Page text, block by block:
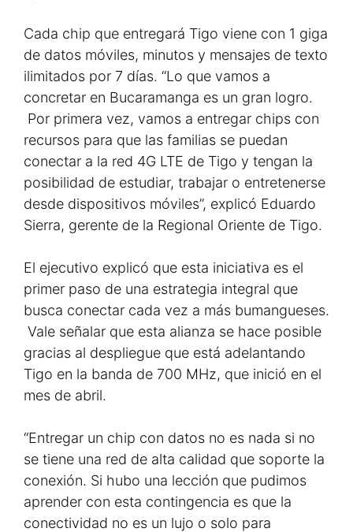
Cada chip que entregará Tigo viene con 1 giga
de datos móviles, minutos y mensajes de texto
ilimitados por 7 días. “Lo que vamos a
concretar en Bucaramanga es un gran logro.
Por primera vez, vamos a entregar chips con
recursos para que las familias se puedan
conectar a la red 4G LTE de Tigo y tengan la
posibilidad de estudiar, trabajar o entretenerse
desde dispositivos móviles”, explicó Eduardo
Sierra, gerente de la Regional Oriente de Tigo.
El ejecutivo explicó que esta iniciativa es el
primer paso de una estrategia integral que
busca conectar cada vez a más bumangueses.
Vale señalar que esta alianza se hace posible
gracias al despliegue que está adelantando
Tigo en la banda de 700 MHz, que inició en el
mes de abril.
“Entregar un chip con datos no es nada si no
se tiene una red de alta calidad que soporte la
conexión. Si hubo una lección que pudimos
aprender con esta contingencia es que la
conectividad no es un lujo o solo para